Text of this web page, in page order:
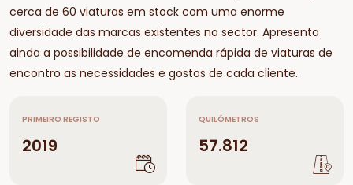
cerca de 60 viaturas em stock com uma enorme
diversidade das marcas existentes no sector. Apresenta
ainda a possibilidade de encomenda rápida de viaturas de
encontro as necessidades e gostos de cada cliente.
PRIMEIRO REGISTO
2019
QUILÓMETROS
57.812